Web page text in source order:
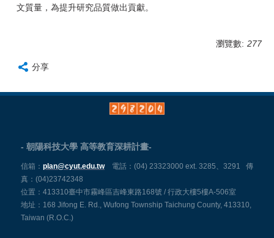
文質量，為提升研究品質做出貢獻。
瀏覽數: 277
分享
- 朝陽科技大學 高等教育深耕計畫-
信箱： plan@cyut.edu.tw 電話： (04) 23323000 ext. 3285、3291 傳
真：(04)23742348
位置： 413310臺中市霧峰區吉峰東路168號 / 行政大樓5樓A-506室
地址：168 Jifong E. Rd., Wufong Township Taichung County, 413310,
Taiwan (R.O.C.)